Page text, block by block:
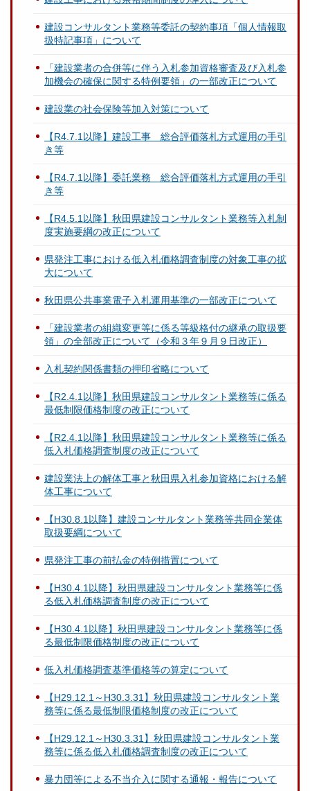
建設コンサルタント業務等委託の契約事項「個人情報取
扱特記事項」について
「建設業者の合併等に伴う入札参加資格審査及び入札参
加機会の確保に関する特例要領」の一部改正について
建設業の社会保険等加入対策について
【R4.7.1以降】建設工事 総合評価落札方式運用の手引
き等
【R4.7.1以降】委託業務 総合評価落札方式運用の手引
き等
【R4.5.1以降】秋田県建設コンサルタント業務等入札制
度実施要綱の改正について
県発注工事における低入札価格調査制度の対象工事の拡
大について
秋田県公共事業電子入札運用基準の一部改正について
「建設業者の組織変更等に係る等級格付の継承の取扱要
領」の全部改正について（令和３年９月９日改正）
入札契約関係書類の押印省略について
【R2.4.1以降】秋田県建設コンサルタント業務等に係る
最低制限価格制度の改正について
【R2.4.1以降】秋田県建設コンサルタント業務等に係る
低入札価格調査制度の改正について
建設業法上の解体工事と秋田県入札参加資格における解
体工事について
【H30.8.1以降】建設コンサルタント業務等共同企業体
取扱要綱について
県発注工事の前払金の特例措置について
【H30.4.1以降】秋田県建設コンサルタント業務等に係
る低入札価格調査制度の改正について
【H30.4.1以降】秋田県建設コンサルタント業務等に係
る最低制限価格制度の改正について
低入札価格調査基準価格等の算定について
【H29.12.1～H30.3.31】秋田県建設コンサルタント業
務等に係る最低制限価格制度の改正について
【H29.12.1～H30.3.31】秋田県建設コンサルタント業
務等に係る低入札価格調査制度の改正について
暴力団等による不当介入に関する通報・報告について